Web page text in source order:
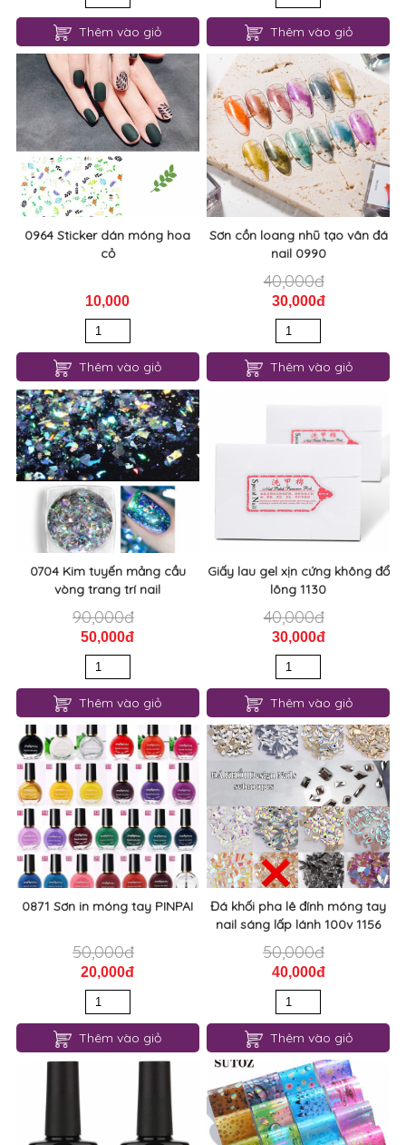
Thêm vào giỏ Thêm vào giỏ
0964 Sticker dán móng hoa
cỏ
10,000
Thêm vào giỏ
Sơn cồn loang nhũ tạo vân đá
nail 0990
40,000đ
30,000đ
Thêm vào giỏ
0704 Kim tuyến mảng cầu
vòng trang trí nail
90,000đ
50,000đ
Thêm vào giỏ
Giấy lau gel xịn cứng không đổ
lông 1130
40,000đ
30,000đ
Thêm vào giỏ
0871 Sơn in móng tay PINPAI
50,000đ
20,000đ
Thêm vào giỏ
Đá khối pha lê đính móng tay
nail sáng lấp lánh 100v 1156
50,000đ
40,000đ
Thêm vào giỏ